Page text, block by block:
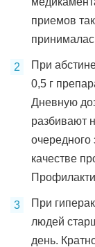
приемов
При
0,5 г
Дневную
разбивают
качестве
При
людей
день.